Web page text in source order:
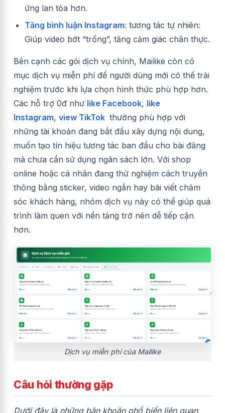
ứng lan tỏa hơn.
Tăng bình luận Instagram: tương tác tự nhiên:
Giúp video bớt “trống”, tăng cảm giác chân thực.
Bên cạnh các gói dịch vụ chính, Mailike còn có
mục dịch vụ miễn phí để người dùng mới có thể trải
nghiệm trước khi lựa chọn hình thức phù hợp hơn.
Các hỗ trợ 0đ như like Facebook, like
Instagram, view TikTok thường phù hợp với
những tài khoản đang bắt đầu xây dựng nội dung,
muốn tạo tín hiệu tương tác ban đầu cho bài đăng
mà chưa cần sử dụng ngân sách lớn. Với shop
online hoặc cá nhân đang thử nghiệm cách truyền
thông bằng sticker, video ngắn hay bài viết chăm
sóc khách hàng, nhóm dịch vụ này có thể giúp quá
trình làm quen với nền tảng trở nên dễ tiếp cận
hơn.
Dịch vụ miễn phí của Mailike
Câu hỏi thường gặp
Dưới đây là những băn khoăn phổ biến liên quan